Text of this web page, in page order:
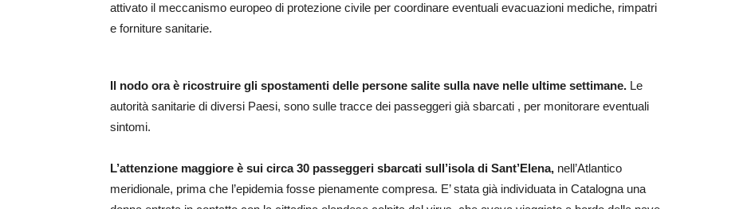
attivato il meccanismo europeo di protezione civile per coordinare eventuali evacuazioni mediche, rimpatri
e forniture sanitarie.
Il nodo ora è ricostruire gli spostamenti delle persone salite sulla nave nelle ultime settimane. Le
autorità sanitarie di diversi Paesi, sono sulle tracce dei passeggeri già sbarcati , per monitorare eventuali
sintomi.
L’attenzione maggiore è sui circa 30 passeggeri sbarcati sull’isola di Sant’Elena, nell’Atlantico
meridionale, prima che l’epidemia fosse pienamente compresa. E’ stata già individuata in Catalogna una